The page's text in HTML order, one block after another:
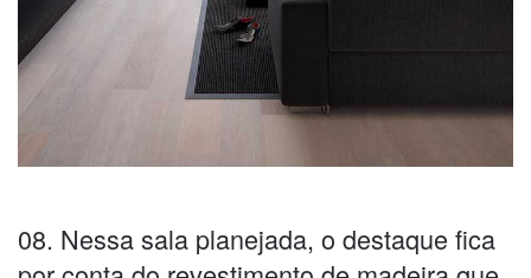
08. Nessa sala planejada, o destaque fica